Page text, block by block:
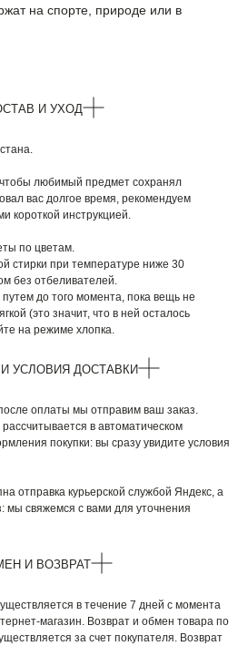
на спорте, природе или в
И УХОД
чтобы любимый предмет сохранял
вас долгое время, рекомендуем
короткой инструкцией.
по цветам.
стирки при температуре ниже 30
без отбеливателей.
до того момента, пока вещь не
(это значит, что в ней осталось
на режиме хлопка.
УСЛОВИЯ ДОСТАВКИ
оплаты мы отправим ваш заказ.
в автоматическом
покупки: вы сразу увидите условия
отправка курьерской службой Яндекс, а
мы свяжемся с вами для уточнения
И ВОЗВРАТ
в течение 7 дней с момента
магазин. Возврат и обмен товара по
за счет покупателя. Возврат